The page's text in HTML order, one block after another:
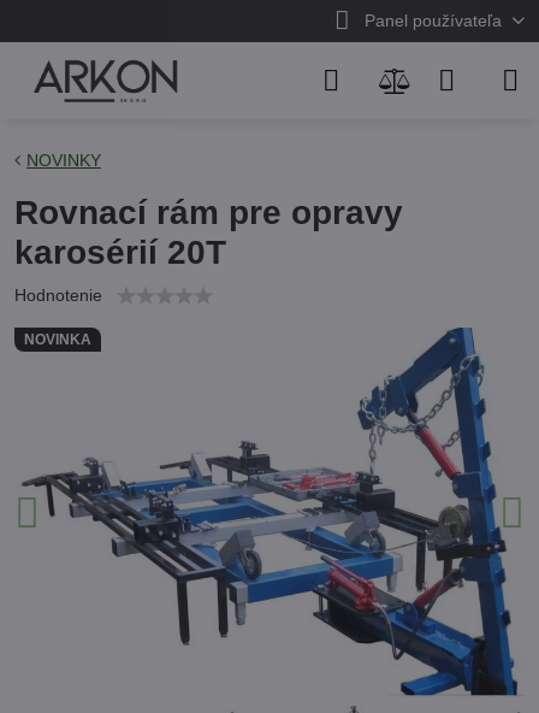
Panel používateľa
NOVINKA
NOVINKY
Rovnací rám pre opravy
karosérií 20T
Hodnotenie